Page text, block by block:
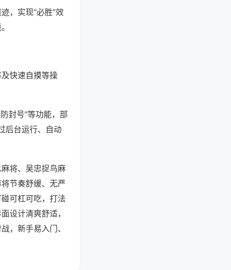
，实现“必胜”效
快速自摸等操
封号”等功能，部
后台运行、自动
将、吴忠捉鸟麻
节奏舒缓、无严
可杠可吃，打法
设计清爽舒适，
，新手易入门、